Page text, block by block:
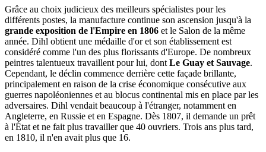
Grâce au choix judicieux des meilleurs spécialistes pour les
différents postes, la manufacture continue son ascension jusqu'à la
grande exposition de l'Empire en 1806 et le Salon de la même
année. Dihl obtient une médaille d'or et son établissement est
considéré comme l'un des plus florissants d'Europe. De nombreux
peintres talentueux travaillent pour lui, dont Le Guay et Sauvage.
Cependant, le déclin commence derrière cette façade brillante,
principalement en raison de la crise économique consécutive aux
guerres napoléoniennes et au blocus continental mis en place par les
adversaires. Dihl vendait beaucoup à l'étranger, notamment en
Angleterre, en Russie et en Espagne. Dès 1807, il demande un prêt
à l'État et ne fait plus travailler que 40 ouvriers. Trois ans plus tard,
en 1810, il n'en avait plus que 16.